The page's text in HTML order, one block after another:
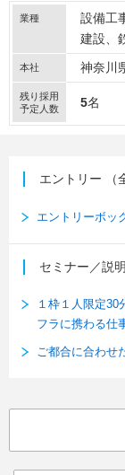
業種 設備工
建設
本社 神奈川
残り採用
予定人数
5名
エントリー （
エントリーボッ
セミナー／説
１枠１人限定30
フラに携わる仕
ご都合に合わせ